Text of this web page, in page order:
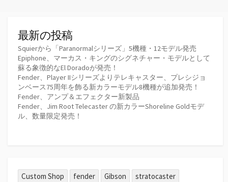
最新の投稿
Squierから「Paranormalシリーズ」5機種・12モデル発売
Epiphone、マーカス・キングのシグネチャー・モデルとして
蘇る象徴的なEl Doradoが発売！
Fender、Player IIシリーズよりテレキャスター、プレシジョ
ンベース75周年を飾る新カラーモデル8機種が追加発売！
Fender、アンプ＆エフェクター新製品
Fender、Jim Root Telecaster の新カラーShoreline Goldモデ
ル、数量限定発売！
Custom Shop fender Gibson
stratocaster